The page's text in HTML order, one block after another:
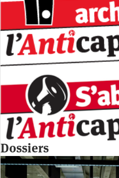
Dossiers